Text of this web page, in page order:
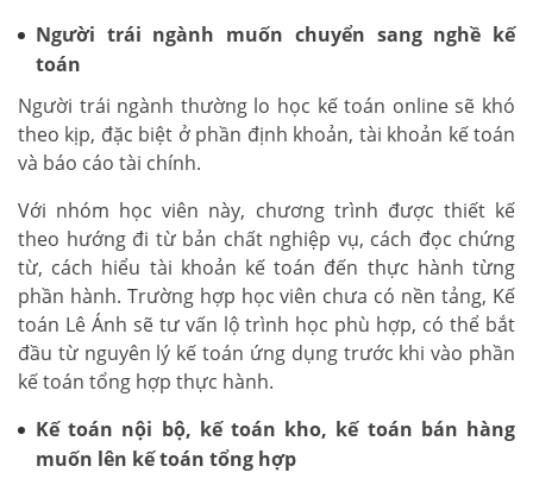
Người trái ngành muốn chuyển sang nghề kế
toán
Người trái ngành thường lo học kế toán online sẽ khó
theo kịp, đặc biệt ở phần định khoản, tài khoản kế toán
và báo cáo tài chính.
Với nhóm học viên này, chương trình được thiết kế
theo hướng đi từ bản chất nghiệp vụ, cách đọc chứng
từ, cách hiểu tài khoản kế toán đến thực hành từng
phần hành. Trường hợp học viên chưa có nền tảng, Kế
toán Lê Ánh sẽ tư vấn lộ trình học phù hợp, có thể bắt
đầu từ nguyên lý kế toán ứng dụng trước khi vào phần
kế toán tổng hợp thực hành.
Kế toán nội bộ, kế toán kho, kế toán bán hàng
muốn lên kế toán tổng hợp